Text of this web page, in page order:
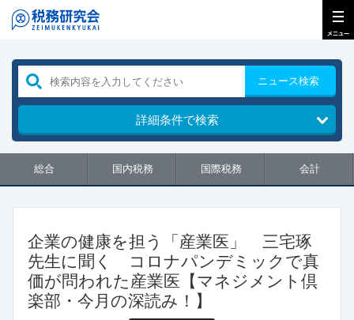
ニュース検索
詳細条件で検索
総合 国内税務 国際税務 会計
企業の健康を担う「産業医」 三宅琢
先生に聞く コロナパンデミックで真
価が問われた産業医【マネジメント倶
楽部・今月の深読み！】